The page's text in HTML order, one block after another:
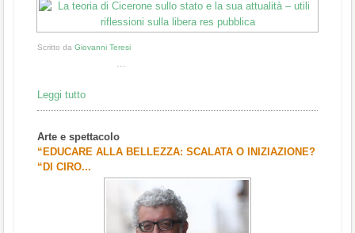
Scritto da Giovanni Teresi
...
Leggi tutto
Arte e spettacolo
“EDUCARE ALLA BELLEZZA: SCALATA O INIZIAZIONE?
“DI CIRO...